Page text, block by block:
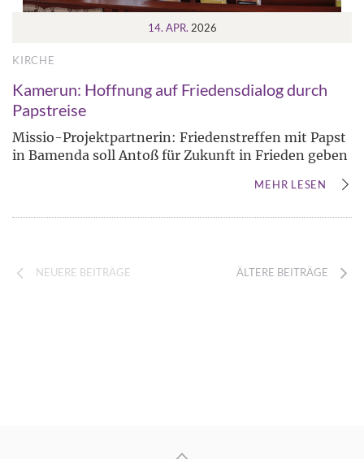
14. APR. 2026
KIRCHE
Kamerun: Hoffnung auf Friedensdialog durch
Papstreise
Missio-Projektpartnerin: Friedenstreffen mit Papst
in Bamenda soll Antoß für Zukunft in Frieden geben
MEHR LESEN
NEUERE BEITRÄGE ÄLTERE BEITRÄGE